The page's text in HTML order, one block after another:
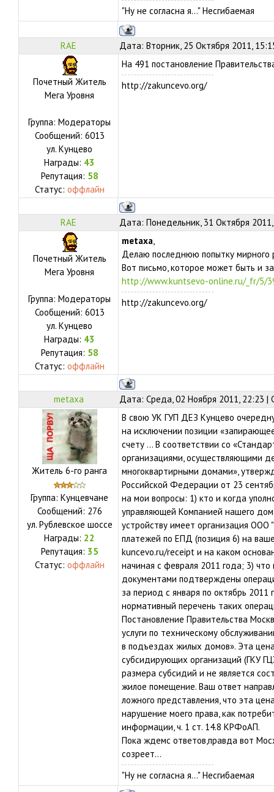
"Ну не согласна я..." Несгибаемая
RAE Дата: Вторник, 25 Октября 2011,
Почетный Житель
Мега Уровня
Группа: Модераторы
Сообщений: 6013
ул. Кунцево
Награды: 43
Репутация: 58
Статус: оффлайн
На 491 постановление
http://zakuncevo.org/
RAE Дата: Понедельник, 31 Октября
Почетный Житель
Мега Уровня
Группа: Модераторы
Сообщений: 6013
ул. Кунцево
Награды: 43
Репутация: 58
Статус: оффлайн
metaxa,
Делаю последнюю попытку мирного
Вот письмо, которое может быть и
http://www.kuntsevo-online.ru/_fr/5/
http://zakuncevo.org/
metaxa Дата: Среда, 02 Ноября 2011, 22:23
Житель 6-го ранга
Группа: Кунцевчане
Сообщений: 276
ул. Рублевское шоссе
Награды: 22
Репутация: 35
Статус: оффлайн
В свою УК ГУП ДЕЗ Кунцево
на исключении позиции
счету ... В соответствии со
организациями, осуществляющими
многоквартирными домами»,
Российской Федерации от 23
на мои вопросы: 1) кто и когда
управляющей Компанией нашего
устройству имеет организация ООО
платежей по ЕПД (позиция 6) на
kuncevo.ru/receipt и на каком
начиная с февраля 2011 года; 3)
документами подтверждены
за период с января по октябрь
нормативный перечень таких
Постановление Правительства
услуги по техническому
в подъездах жилых домов». Эта
субсидирующих организаций (ГКУ
размера субсидий и не является
жилое помещение. Ваш ответ
ложного представления, что эта
нарушение моего права, как
информации, ч. 1 ст. 14.8 КРФоАП.
Пока ждемс ответов,правда вот
созреет...
"Ну не согласна я..." Несгибаемая